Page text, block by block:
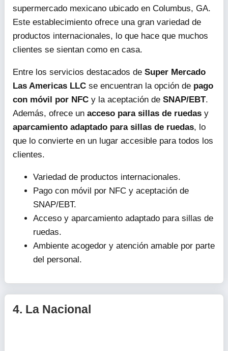
supermercado mexicano ubicado en Columbus, GA.
Este establecimiento ofrece una gran variedad de
productos internacionales, lo que hace que muchos
clientes se sientan como en casa.
Entre los servicios destacados de Super Mercado
Las Americas LLC se encuentran la opción de pago
con móvil por NFC y la aceptación de SNAP/EBT.
Además, ofrece un acceso para sillas de ruedas y
aparcamiento adaptado para sillas de ruedas, lo
que lo convierte en un lugar accesible para todos los
clientes.
Variedad de productos internacionales.
Pago con móvil por NFC y aceptación de
SNAP/EBT.
Acceso y aparcamiento adaptado para sillas de
ruedas.
Ambiente acogedor y atención amable por parte
del personal.
4. La Nacional